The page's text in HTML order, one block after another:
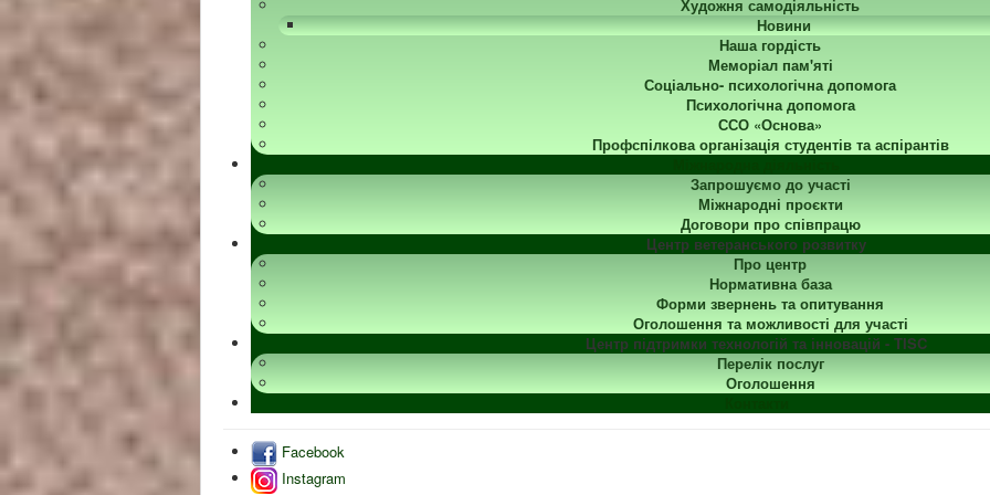
Художня самодіяльність
Новини
Наша гордість
Меморіал пам'яті
Соціально- психологічна допомога
Психологічна допомога
ССО «Основа»
Профспілкова організація студентів та аспірантів
Запрошуємо до участі
Міжнародні проєкти
Договори про співпрацю
Центр ветеранського розвитку
Про центр
Нормативна база
Форми звернень та опитування
Оголошення та можливості для участі
Центр підтримки технологій та інновацій - TISC
Перелік послуг
Оголошення
Facebook
Instagram